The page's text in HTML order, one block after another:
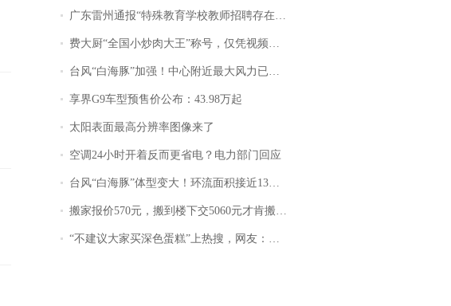
广东雷州通报“特殊教育学校教师招聘存在违规行为”：已启动问责程序 副校长被停职
费大厨“全国小炒肉大王”称号，仅凭视频评出？中国烹饪协会回应
台风“白海豚”加强！中心附近最大风力已达15级 最新研判
享界G9车型预售价公布：43.98万起
太阳表面最高分辨率图像来了
空调24小时开着反而更省电？电力部门回应
台风“白海豚”体型变大！环流面积接近13个浙江那么大
搬家报价570元，搬到楼下交5060元才肯搬上楼！女子傻眼了……
“不建议大家买深色蛋糕”上热搜，网友：天塌了！